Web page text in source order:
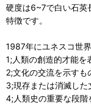
硬度は6~7で白い石英
特徴です。
1987年にユネスコ世
1;人類の創造的才能を
2;文化の交流を示すも
3;現存または消滅した
4;人類史の重要な段階